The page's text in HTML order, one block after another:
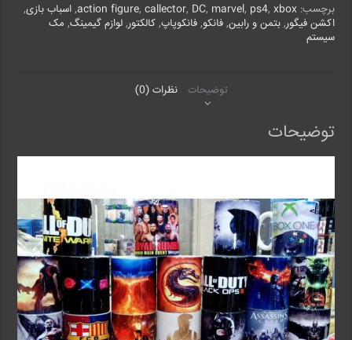
برچسب:
action figure, callector, DC, marvel, ps4, xbox
,اسباب بازی,
اکشن فیگور,بتمن و رابین,فانکو,فانکوپاپ,کالکتور,لوازم گیمینگ, مک
سیستم
توضیحات نظرات (0)
توضیحات